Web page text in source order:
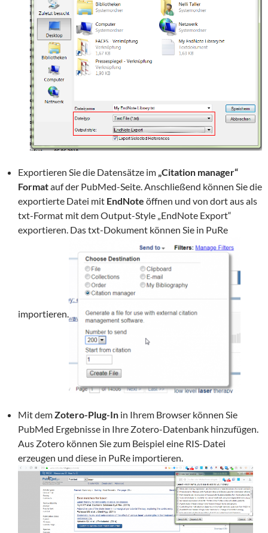
Exportieren Sie die Datensätze im „Citation manager“
Formatauf der PubMed-Seite. Anschließend können Sie die
exportierte Datei mit EndNote öffnen und von dort aus als
txt-Format mit dem Output-Style „EndNote Export“
exportieren. Das txt-Dokument können Sie in PuRe
importieren.
Mit demZotero-Plug-In in Ihrem Browser können Sie
PubMed Ergebnisse in Ihre Zotero-Datenbank hinzufügen.
Aus Zotero können Sie zum Beispiel eine RIS-Datei
erzeugen und diese in PuRe importieren.